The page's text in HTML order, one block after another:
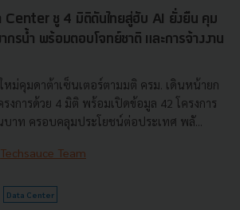
ชู 4 มิติดันไทยสู่ฮับ AI ยั่งยืน คุม
กรน้ำ พร้อมตอบโจทย์ชาติ และการจ้างงาน
หม่คุมดาต้าเซ็นเตอร์ตามมติ ครม. เดินหน้ายก
งการด้วย 4 มิติ พร้อมเปิดข้อมูล 42 โครงการ
บาท ครอบคลุมประโยชน์ต่อประเทศ พลั...
Techsauce Team
Data Center